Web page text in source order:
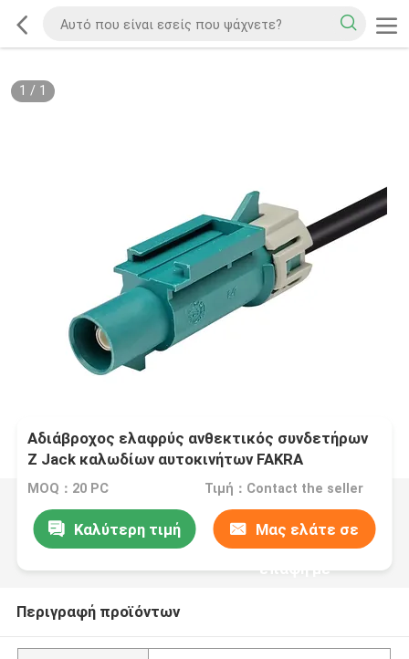
1 / 1
Αδιάβροχος ελαφρύς ανθεκτικός συνδετήρων
Ζ Jack καλωδίων αυτοκινήτων FAKRA
MOQ：20 PC Τιμή：Contact the seller
Καλύτερη τιμή Μας ελάτε σε
επαφή με
Περιγραφή προϊόντων